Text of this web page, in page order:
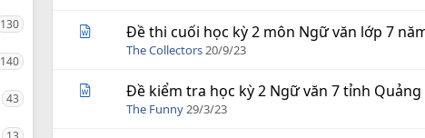
130
140
43
Đề thi cuối học kỳ 2 môn Ngữ văn lớp 7
The Collectors20/9/23
Đề kiểm tra học kỳ 2 Ngữ văn 7 tỉnh
The Funny29/3/23